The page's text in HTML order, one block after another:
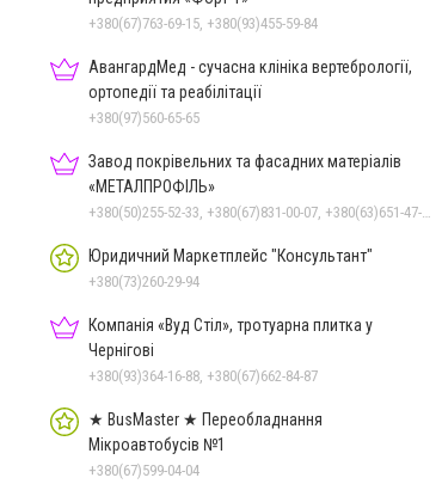
+380(67)763-69-15, +380(93)455-59-84
АвангардМед - сучасна клініка вертебрології,
ортопедії та реабілітації
+380(97)560-65-65
Завод покрівельних та фасадних матеріалів
«МЕТАЛПРОФІЛЬ»
Юридичний Маркетплейс "Консультант"
+380(73)260-29-94
Компанія «Вуд Стіл», тротуарна плитка у
Чернігові
+380(93)364-16-88, +380(67)662-84-87
★ BusMaster ★ Переобладнання
Мікроавтобусів №1
+380(67)599-04-04